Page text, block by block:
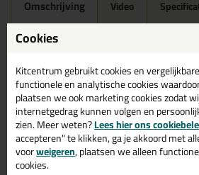
Omschrijving Video
Ottoseal S100
Roodbeige C82
Zoek je kit in een specifieke kleur?
Ottoseal S100 300ml in de kleur
voor verschillende toepassingen. Een
welke makkelijk te verwerken is. Perfect
kleur zoekt met gegarandeerd een
Ottoseal S100 300ml in kleur Roodbeige
voorraad en op werkdagen besteld =
Cookies
Kitcentrum gebruikt cookies en
functionele en analytische cookies
plaatsen we ook marketing cookies zodat
internetgedrag kunnen volgen en
zien. Meer weten?Lees hier ons
accepteren" te klikken, ga je akkoord met
voorweigeren, plaatsen we alleen
cookies.